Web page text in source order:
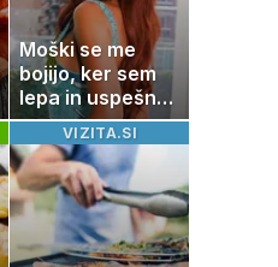
Moški se me
bojijo, ker sem
lepa in uspešna:
Misica razkrila,
zakaj je še
vedno samska
VIZITA.SI